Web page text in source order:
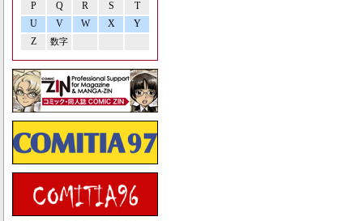
P Q R S
T
U
V W X
Y
Z
数字